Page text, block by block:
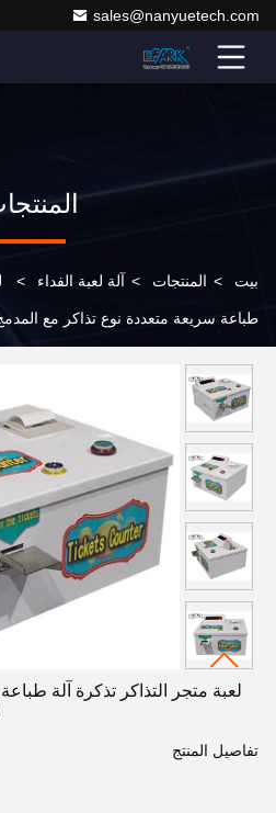
sales@nanyuetech.com
بيت > المنتجات > آلة لعبة الفداء >
طباعة سريعة متعددة نوع تذاكر مع
لعبة متجر التذاكر تذكرة آلة
تفاصيل المنتج